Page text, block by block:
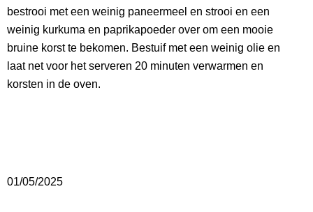
bestrooi met een weinig paneermeel en strooi en een
weinig kurkuma en paprikapoeder over om een mooie
bruine korst te bekomen. Bestuif met een weinig olie en
laat net voor het serveren 20 minuten verwarmen en
korsten in de oven.
01/05/2025